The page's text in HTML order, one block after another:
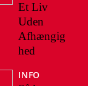
Et Liv
Uden
Afhængig
hed
INFO